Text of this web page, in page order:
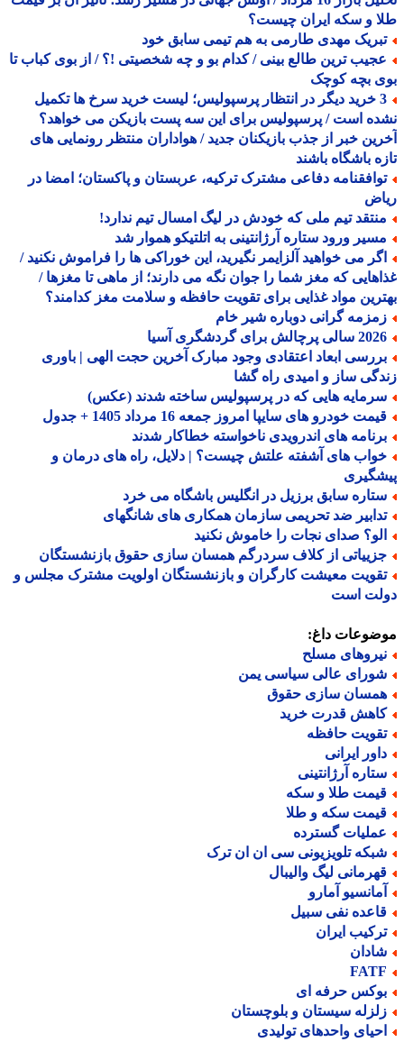
و سکه ایران چیست؟
مهدی طارمی به هم تیمی سابق خود
ترین طالع بینی / کدام بو و چه شخصیتی !؟ / از بوی کباب تا
بچه کوچک
3 خرید دیگر در انتظار پرسپولیس؛ لیست خرید سرخ ها تکمیل
است / پرسپولیس برای این سه پست بازیکن می خواهد؟
خبر از جذب بازیکنان جدید / هواداران منتظر رونمایی های
باشگاه باشند
دفاعی مشترک ترکیه، عربستان و پاکستان؛ امضا در
تیم ملی که خودش در لیگ امسال تیم ندارد!
ورود ستاره آرژانتینی به اتلتیکو هموار شد
می خواهید آلزایمر نگیرید، این خوراکی ها را فراموش نکنید /
که مغز شما را جوان نگه می دارند؛ از ماهی تا مغزها /
مواد غذایی برای تقویت حافظه و سلامت مغز کدامند؟
گرانی دوباره شیر خام
پرچالش برای گردشگری آسیا
ابعاد اعتقادی وجود مبارک آخرین حجت الهی | باوری
ساز و امیدی راه گشا
هایی که در پرسپولیس ساخته شدند (عکس)
خودرو های سایپا امروز جمعه 16 مرداد 1405 + جدول
های اندرویدی ناخواسته خطاکار شدند
های آشفته علتش چیست؟ | دلایل، راه های درمان و
سابق برزیل در انگلیس باشگاه می خرد
ضد تحریمی سازمان همکاری های شانگهای
صدای نجات را خاموش نکنید
از کلاف سردرگم همسان سازی حقوق بازنشستگان
معیشت کارگران و بازنشستگان اولویت مشترک مجلس و
است
داغ:
مسلح
عالی سیاسی یمن
سازی حقوق
قدرت خرید
حافظه
ایرانی
آرژانتینی
طلا و سکه
سکه و طلا
گسترده
تلویزیونی سی ان ان ترک
لیگ والیبال
آمارو
نفی سبیل
ایران
حرفه ای
سیستان و بلوچستان
واحدهای تولیدی